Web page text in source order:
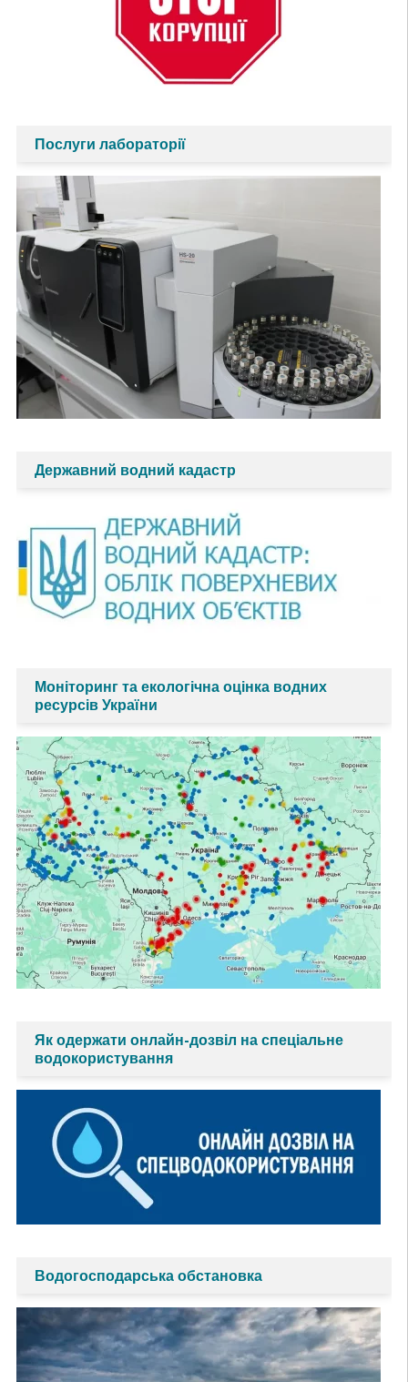
Послуги лабораторії
Державний водний кадастр
Моніторинг та екологічна оцінка водних
ресурсів України
Як одержати онлайн-дозвіл на спеціальне
водокористування
Водогосподарська обстановка